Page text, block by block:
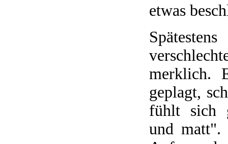
etwas
merklich.
geplagt,
fühlt sich
und matt".